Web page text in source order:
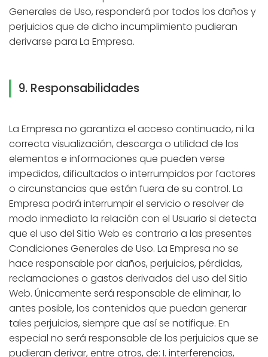
Generales de Uso, responderá por todos los daños y
perjuicios que de dicho incumplimiento pudieran
derivarse para La Empresa.
9. Responsabilidades
La Empresa no garantiza el acceso continuado, ni la
correcta visualización, descarga o utilidad de los
elementos e informaciones que pueden verse
impedidos, dificultados o interrumpidos por factores
o circunstancias que están fuera de su control. La
Empresa podrá interrumpir el servicio o resolver de
modo inmediato la relación con el Usuario si detecta
que el uso del Sitio Web es contrario a las presentes
Condiciones Generales de Uso. La Empresa no se
hace responsable por daños, perjuicios, pérdidas,
reclamaciones o gastos derivados del uso del Sitio
Web. Únicamente será responsable de eliminar, lo
antes posible, los contenidos que puedan generar
tales perjuicios, siempre que así se notifique. En
especial no será responsable de los perjuicios que se
pudieran derivar, entre otros, de: I. interferencias,